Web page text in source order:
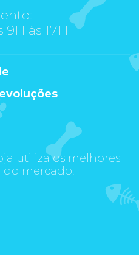
9H às 17H
utiliza os melhores
do mercado.